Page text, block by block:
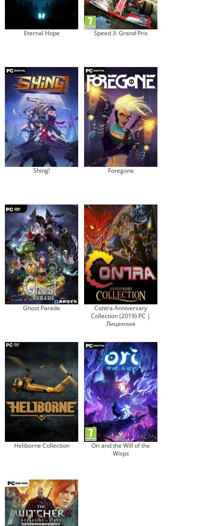
Eternal Hope Speed 3: Grand Prix
Shing! Foregone
Ghost Parade
Contra Anniversary
Collection (2019) PC |
Лицензия
Heliborne Collection
Ori and the Will of the
Wisps